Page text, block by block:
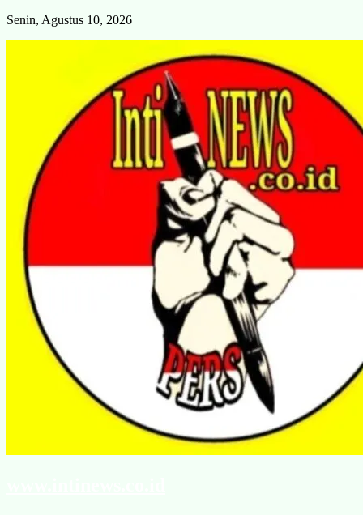
Skip
Senin, Agustus 10, 2026